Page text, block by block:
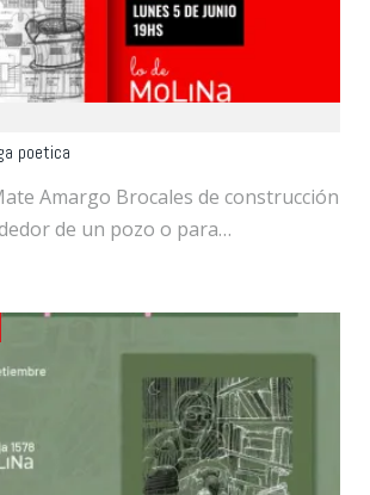
poetica
Amargo Brocales de construcción
de un pozo o para…